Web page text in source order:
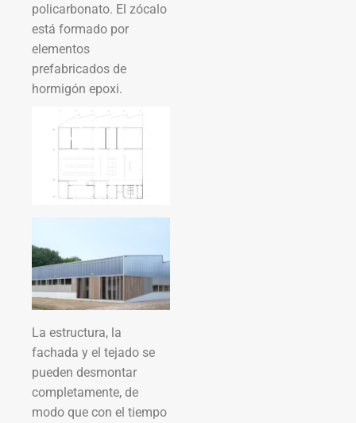
policarbonato. El zócalo
está formado por
elementos
prefabricados de
hormigón epoxi.
La estructura, la
fachada y el tejado se
pueden desmontar
completamente, de
modo que con el tiempo